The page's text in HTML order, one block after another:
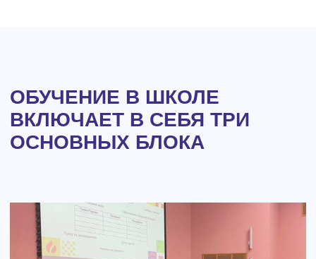
вожатых – мы создаём настоящую семью,
где каждый поддерживается и ценится.
Ваш путь начнётся под заботливым крылом
сомнения, ваш куратор будет рядом, чтобы
поддержать и направить вас на путь успеха.